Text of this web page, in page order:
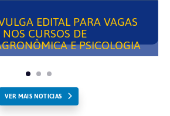
EDITAL PARA VAGAS
CURSOS DE
E PSICOLOGIA
VER MAIS NOTICIAS